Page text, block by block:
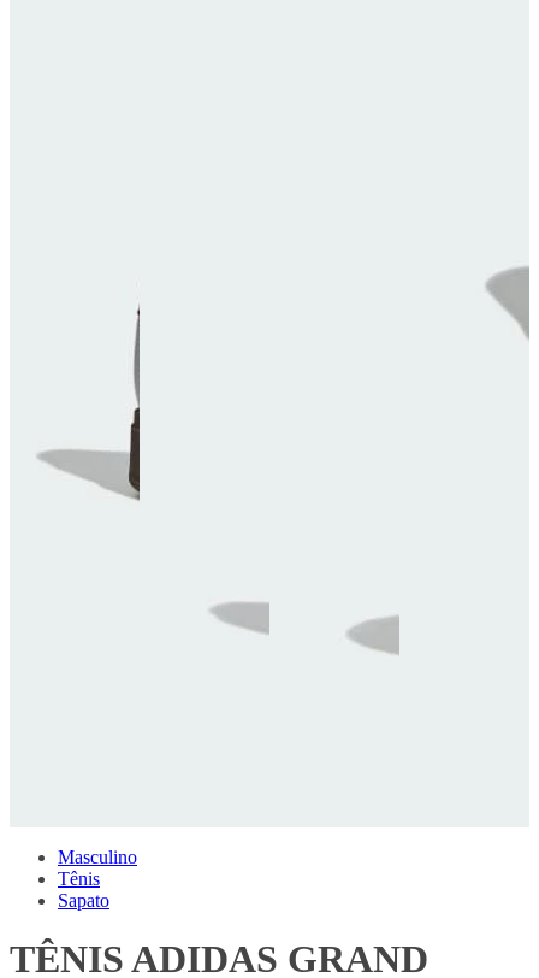
Masculino
Tênis
Sapato
TÊNIS ADIDAS GRAND